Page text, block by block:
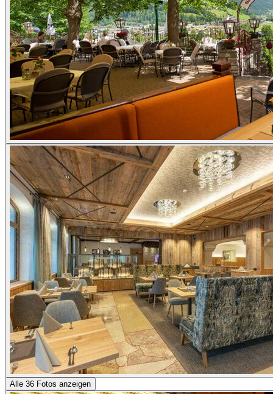
Alle 36 Fotos anzeigen